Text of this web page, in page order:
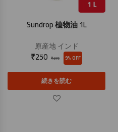
Sundrop 植物油 1L
原産地インド
₹275
₹250 9% OFF
続きを読む